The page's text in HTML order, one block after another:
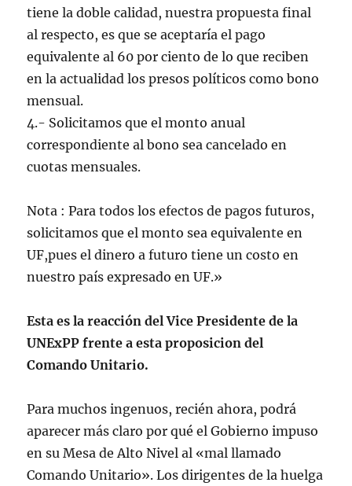
tiene la doble calidad, nuestra propuesta final
al respecto, es que se aceptaría el pago
equivalente al 60 por ciento de lo que reciben
en la actualidad los presos políticos como bono
mensual.
4.- Solicitamos que el monto anual
correspondiente al bono sea cancelado en
cuotas mensuales.
Nota : Para todos los efectos de pagos futuros,
solicitamos que el monto sea equivalente en
UF,pues el dinero a futuro tiene un costo en
nuestro país expresado en UF.»
Esta es la reacción del Vice Presidente de la
UNExPP frente a esta proposicion del
Comando Unitario.
Para muchos ingenuos, recién ahora, podrá
aparecer más claro por qué el Gobierno impuso
en su Mesa de Alto Nivel al «mal llamado
Comando Unitario». Los dirigentes de la huelga